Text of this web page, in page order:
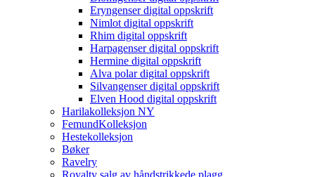
Eryngenser digital oppskrift
Nimlot digital oppskrift
Rhim digital oppskrift
Harpagenser digital oppskrift
Hermine digital oppskrift
Alva polar digital oppskrift
Silvangenser digital oppskrift
Elven Hood digital oppskrift
Harilakolleksjon NY
FemundKolleksjon
Hestekolleksjon
Bøker
Ravelry
Royalty salg av håndstrikkede plagg